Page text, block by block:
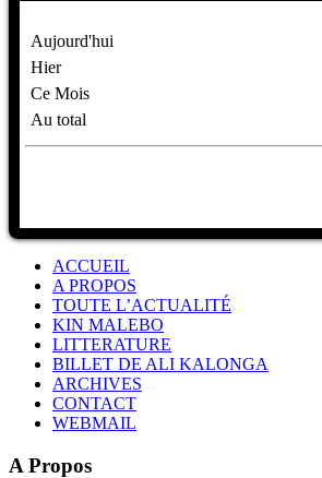
Aujourd'hui
Hier
Ce Mois
Au total
ACCUEIL
A PROPOS
TOUTE L’ACTUALITÉ
KIN MALEBO
LITTERATURE
BILLET DE ALI KALONGA
ARCHIVES
CONTACT
WEBMAIL
A Propos